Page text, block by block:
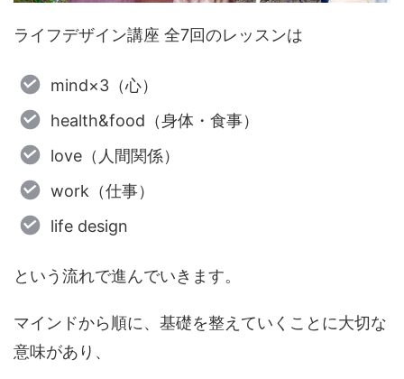
ライフデザイン講座 全7回のレッスンは
mind×3（心）
health&food（身体・食事）
love（人間関係）
work（仕事）
life design
という流れで進んでいきます。
マインドから順に、基礎を整えていくことに大切な
意味があり、